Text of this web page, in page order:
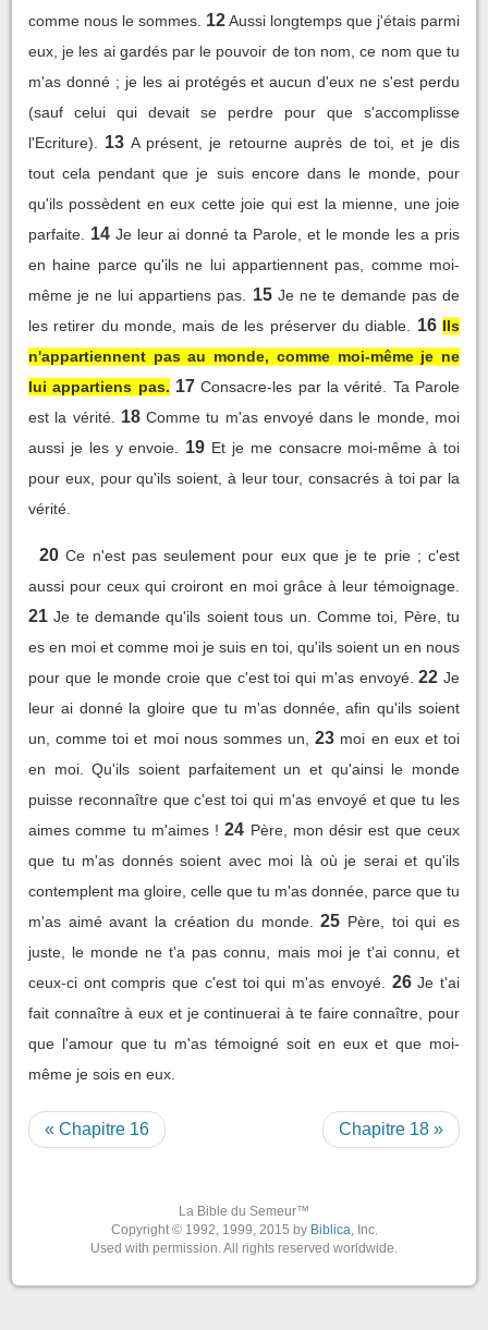
comme nous le sommes. 12Aussi longtemps que j'étais parmi
eux, je les ai gardés par le pouvoir de ton nom, ce nom que tu
m'as donné ; je les ai protégés et aucun d'eux ne s'est perdu
(sauf celui qui devait se perdre pour que s'accomplisse
l'Ecriture).
13 A présent, je retourne auprès de toi, et je dis
tout cela pendant que je suis encore dans le monde, pour
qu'ils possèdent en eux cette joie qui est la mienne, une joie
parfaite.
14 Je leur ai donné ta Parole, et le monde les a pris
en haine parce qu'ils ne lui appartiennent pas, comme moi-
même je ne lui appartiens pas.
15 Je ne te demande pas de
les retirer du monde, mais de les préserver du diable.
16 Ils
n'appartiennent pas au monde, comme moi-même je ne
lui appartiens pas. 17 Consacre-les par la vérité. Ta Parole
est la vérité.
18 Comme tu m'as envoyé dans le monde, moi
aussi je les y envoie.
19 Et je me consacre moi-même à toi
pour eux, pour qu'ils soient, à leur tour, consacrés à toi par la
vérité.
20 Ce n'est pas seulement pour eux que je te prie ; c'est
aussi pour ceux qui croiront en moi grâce à leur témoignage.
21 Je te demande qu'ils soient tous un. Comme toi, Père, tu
es en moi et comme moi je suis en toi, qu'ils soient un en nous
pour que le monde croie que c'est toi qui m'as envoyé. 22 Je
leur ai donné la gloire que tu m'as donnée, afin qu'ils soient
un, comme toi et moi nous sommes un,
23 moi en eux et toi
en moi. Qu'ils soient parfaitement un et qu'ainsi le monde
puisse reconnaître que c'est toi qui m'as envoyé et que tu les
aimes comme tu m'aimes ! 24 Père, mon désir est que ceux
que tu m'as donnés soient avec moi là où je serai et qu'ils
contemplent ma gloire, celle que tu m'as donnée, parce que tu
m'as aimé avant la création du monde.
25 Père, toi qui es
juste, le monde ne t'a pas connu, mais moi je t'ai connu, et
ceux-ci ont compris que c'est toi qui m'as envoyé.
26 Je t'ai
fait connaître à eux et je continuerai à te faire connaître, pour
que l'amour que tu m'as témoigné soit en eux et que moi-
même je sois en eux.
« Chapitre 16 Chapitre 18 »
La Bible du Semeur™
Copyright © 1992, 1999, 2015 by Biblica, Inc.
Used with permission. All rights reserved worldwide.